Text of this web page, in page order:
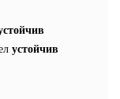
устойчив